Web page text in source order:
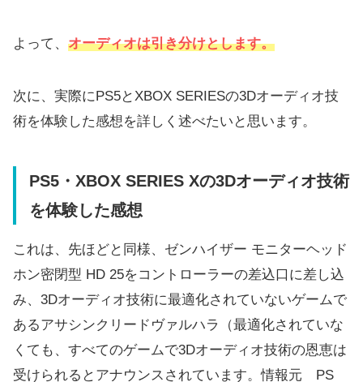
よって、 オーディオは引き分けとします。
次に、実際にPS5とXBOX SERIESの3Dオーディオ技
術を体験した感想を詳しく述べたいと思います。
PS5・XBOX SERIES Xの3Dオーディオ技術
を体験した感想
これは、先ほどと同様、ゼンハイザー モニターヘッド
ホン密閉型 HD 25をコントローラーの差込口に差し込
み、3Dオーディオ技術に最適化されていないゲームで
あるアサシンクリードヴァルハラ（最適化されていな
くても、すべてのゲームで3Dオーディオ技術の恩恵は
受けられるとアナウンスされています。情報元 PS